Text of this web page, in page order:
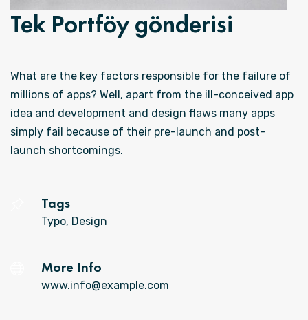
Tek Portföy gönderisi
What are the key factors responsible for the failure of
millions of apps? Well, apart from the ill-conceived app
idea and development and design flaws many apps
simply fail because of their pre-launch and post-
launch shortcomings.
Tags
Typo, Design
More Info
www.info@example.com